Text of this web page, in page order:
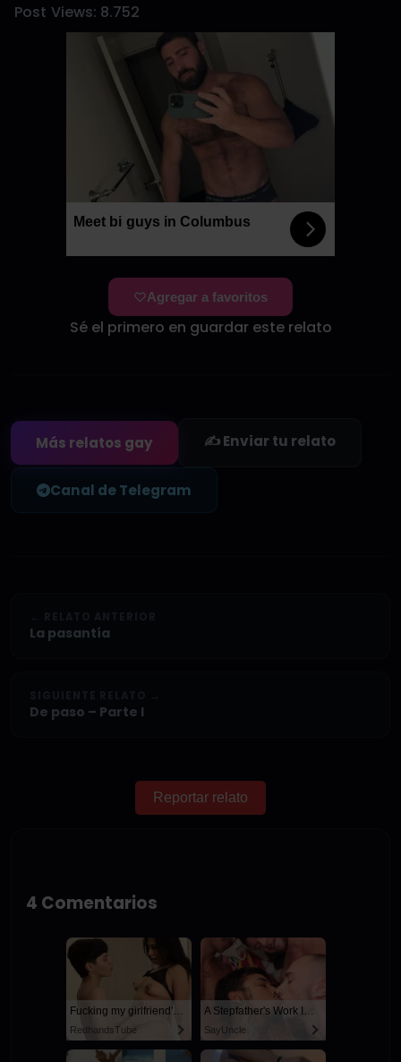
Post Views: 8.752
Meet bi guys in Columbus
Agregar a favoritos
Sé el primero en guardar este relato
Más relatos gay ✍️ Enviar tu relato
Canal de Telegram
La pasantía
De paso – Parte I
Reportar relato
4 Comentarios
Fucking my girlfriend's hot mommy by mistake
RedhandsTube
A Stepfather's Work Is Never Done
SayUncle